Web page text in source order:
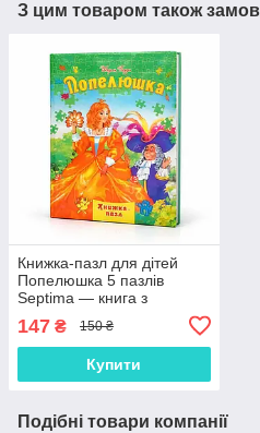
З цим товаром також
Книжка-пазл для дітей
Попелюшка 5 пазлів
Septima — книга з
пазлами та завданнями,
картонна 3+
147 ₴ 150 ₴
Купити
Подібні товари компанії